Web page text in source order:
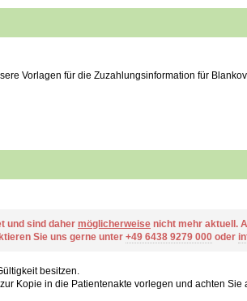
Vorlagen für die Zuzahlungsinformation für
und sind daher möglicherweise nicht mehr aktuell.
Sie uns gerne unter +49 6438 9279 000 oder
besitzen.
Kopie in die Patientenakte vorlegen und achten